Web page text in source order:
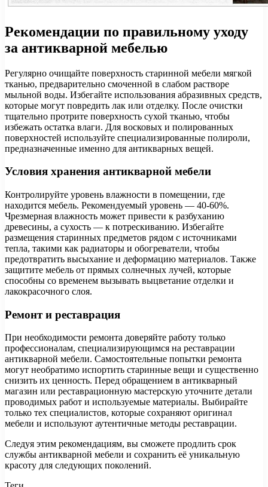
Рекомендации по правильному уходу
за антикварной мебелью
Регулярно очищайте поверхность старинной мебели мягкой
тканью, предварительно смоченной в слабом растворе
мыльной воды. Избегайте использования абразивных средств,
которые могут повредить лак или отделку. После очистки
тщательно протрите поверхность сухой тканью, чтобы
избежать остатка влаги. Для восковых и полированных
поверхностей используйте специализированные полироли,
предназначенные именно для антикварных вещей.
Условия хранения антикварной мебели
Контролируйте уровень влажности в помещении, где
находится мебель. Рекомендуемый уровень — 40-60%.
Чрезмерная влажность может привести к разбуханию
древесины, а сухость — к потрескиванию. Избегайте
размещения старинных предметов рядом с источниками
тепла, такими как радиаторы и обогреватели, чтобы
предотвратить высыхание и деформацию материалов. Также
защитите мебель от прямых солнечных лучей, которые
способны со временем вызывать выцветание отделки и
лакокрасочного слоя.
Ремонт и реставрация
При необходимости ремонта доверяйте работу только
профессионалам, специализирующимся на реставрации
антикварной мебели. Самостоятельные попытки ремонта
могут необратимо испортить старинные вещи и существенно
снизить их ценность. Перед обращением в антикварный
магазин или реставрационную мастерскую уточните детали
проводимых работ и используемые материалы. Выбирайте
только тех специалистов, которые сохраняют оригинал
мебели и используют аутентичные методы реставрации.
Следуя этим рекомендациям, вы сможете продлить срок
службы антикварной мебели и сохранить её уникальную
красоту для следующих поколений.